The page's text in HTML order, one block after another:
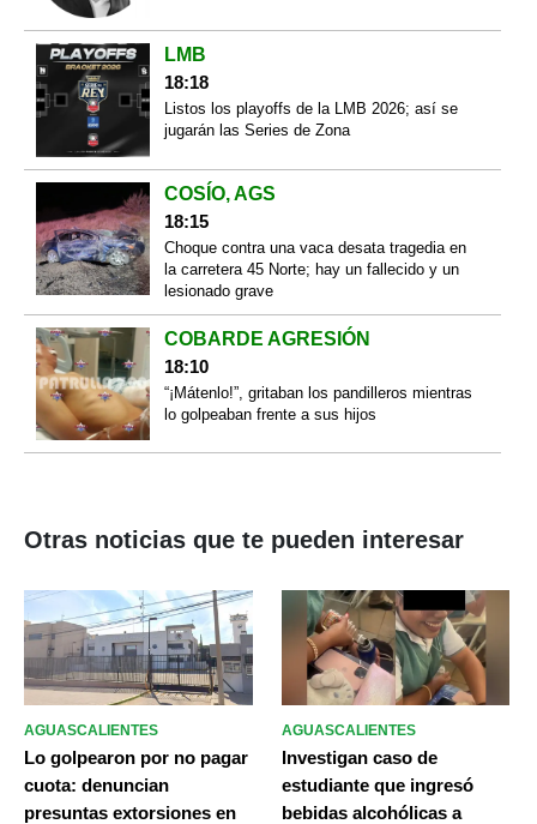
LMB
18:18
Listos los playoffs de la LMB 2026; así se
jugarán las Series de Zona
COSÍO, AGS
18:15
Choque contra una vaca desata tragedia en
la carretera 45 Norte; hay un fallecido y un
lesionado grave
COBARDE AGRESIÓN
18:10
“¡Mátenlo!”, gritaban los pandilleros mientras
lo golpeaban frente a sus hijos
Otras noticias que te pueden interesar
AGUASCALIENTES
Lo golpearon por no pagar
cuota: denuncian
presuntas extorsiones en
AGUASCALIENTES
Investigan caso de
estudiante que ingresó
bebidas alcohólicas a